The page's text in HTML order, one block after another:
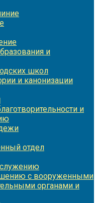
и
школ
и канонизации
и
отдел
с вооруженными
органами и